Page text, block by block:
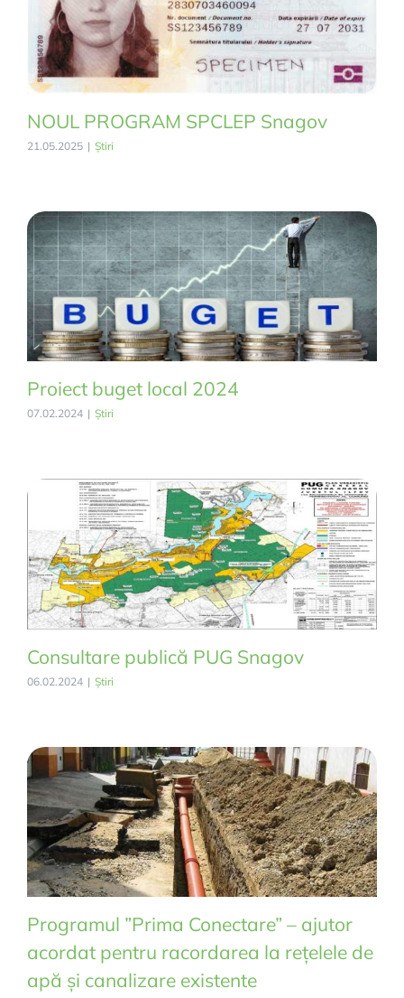
NOUL PROGRAM SPCLEP Snagov
21.05.2025 | Știri
Proiect buget local 2024
07.02.2024 | Știri
Consultare publică PUG Snagov
06.02.2024 | Știri
Programul ”Prima Conectare” – ajutor
acordat pentru racordarea la rețelele de
apă și canalizare existente